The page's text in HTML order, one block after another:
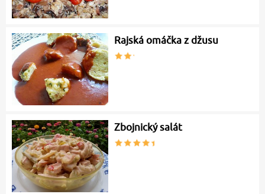
Rajská omáčka z džusu
Zbojnický salát